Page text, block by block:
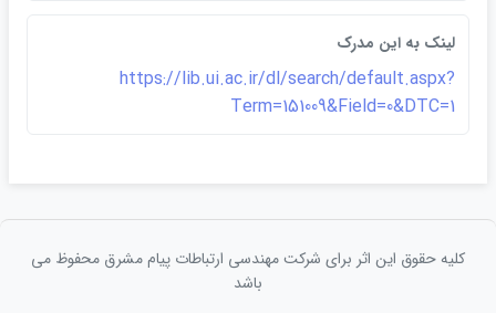
لينک به اين مدرک
https://lib.ui.ac.ir/dl/search/default.aspx?
Term=151009&Field=0&DTC=1
کلیه حقوق این اثر برای شرکت مهندسی ارتباطات پيام مشرق محفوظ می
باشد